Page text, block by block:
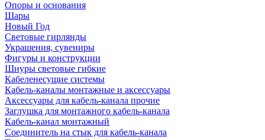
Опоры и основания
Шары
Новый Год
Световые гирлянды
Украшения, сувениры
Фигуры и конструкции
Шнуры световые гибкие
Кабеленесущие системы
Кабель-каналы монтажные и аксессуары
Аксессуары для кабель-канала прочие
Заглушка для монтажного кабель-канала
Кабель-канал монтажный
Соединитель на стык для кабель-канала